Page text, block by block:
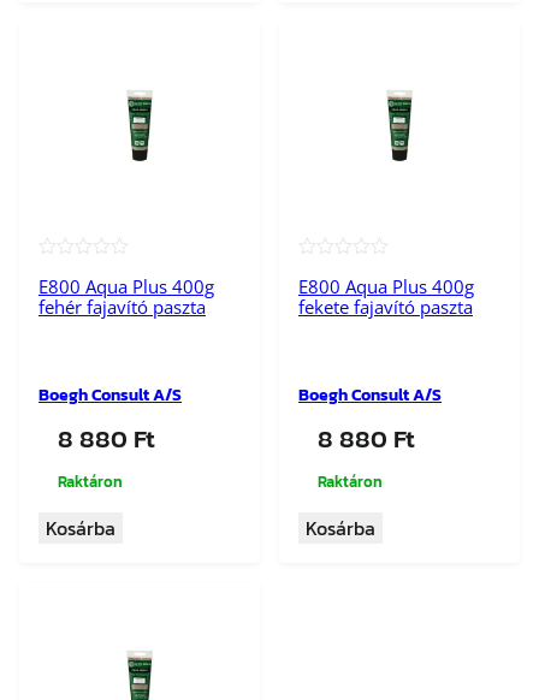
E800 Aqua Plus 400g
fehér fajavító paszta
Boegh Consult A/S
8 880 Ft
Raktáron
Kosárba
E800 Aqua Plus 400g
fekete fajavító paszta
Boegh Consult A/S
8 880 Ft
Raktáron
Kosárba